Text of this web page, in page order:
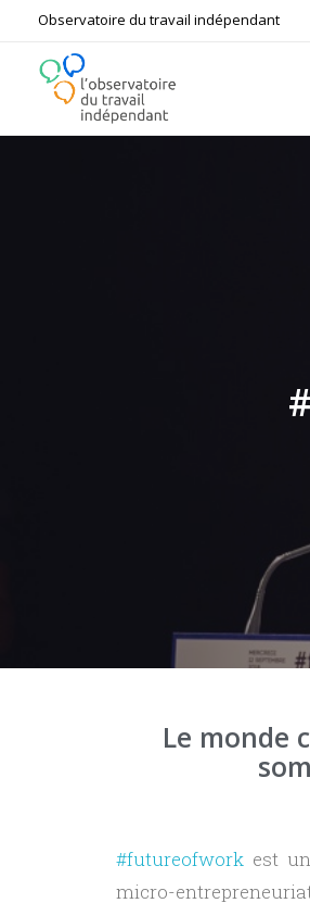
Observatoire du travail indépendant
Le monde
#futureofwork est
micro-